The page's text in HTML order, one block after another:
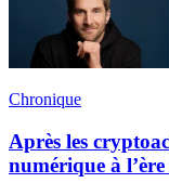
Chronique
Après les
numérique à